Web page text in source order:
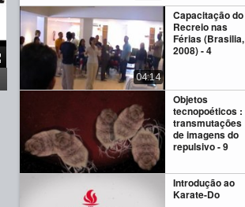
Capacitação do
Recreio nas
Férias (Brasilia,
2008) - 4
04:14
Objetos
tecnopoéticos :
transmutações
de imagens do
repulsivo - 9
Introdução ao
Karate-Do